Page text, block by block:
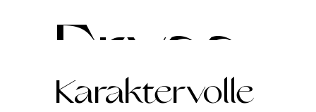
Ervaa
Karaktervolle